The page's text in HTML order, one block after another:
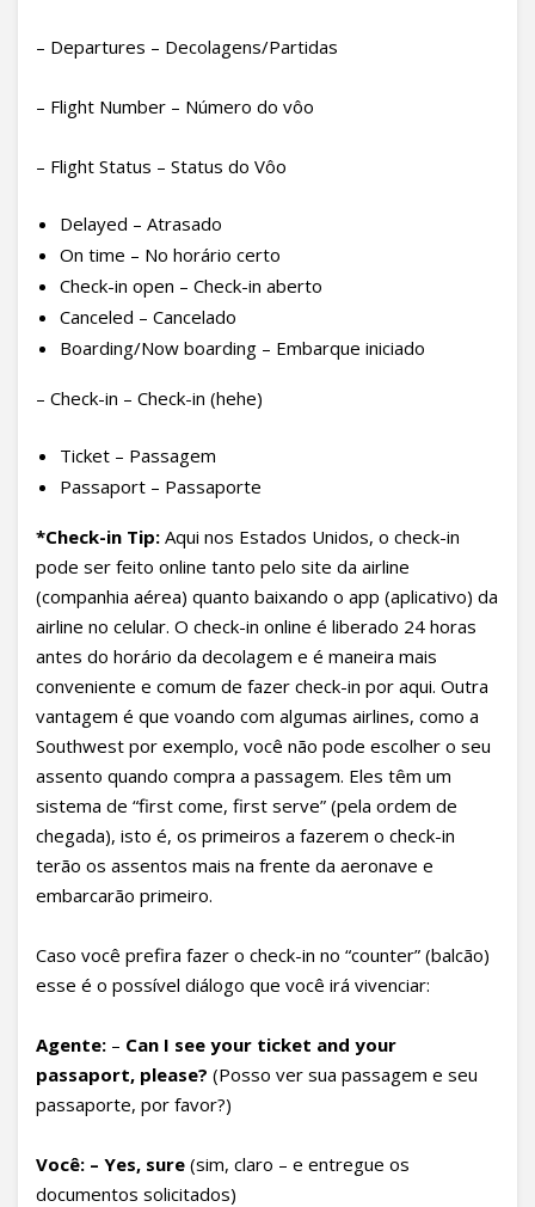
– Departures – Decolagens/Partidas
– Flight Number – Número do vôo
– Flight Status – Status do Vôo
Delayed – Atrasado
On time – No horário certo
Check-in open – Check-in aberto
Canceled – Cancelado
Boarding/Now boarding – Embarque iniciado
– Check-in – Check-in (hehe)
Ticket – Passagem
Passaport – Passaporte
*Check-in Tip: Aqui nos Estados Unidos, o check-in
pode ser feito online tanto pelo site da airline
(companhia aérea) quanto baixando o app (aplicativo) da
airline no celular. O check-in online é liberado 24 horas
antes do horário da decolagem e é maneira mais
conveniente e comum de fazer check-in por aqui. Outra
vantagem é que voando com algumas airlines, como a
Southwest por exemplo, você não pode escolher o seu
assento quando compra a passagem. Eles têm um
sistema de “first come, first serve” (pela ordem de
chegada), isto é, os primeiros a fazerem o check-in
terão os assentos mais na frente da aeronave e
embarcarão primeiro.
Caso você prefira fazer o check-in no “counter” (balcão)
esse é o possível diálogo que você irá vivenciar:
Agente: – Can I see your ticket and your
passaport, please? (Posso ver sua passagem e seu
passaporte, por favor?)
Você: – Yes, sure (sim, claro – e entregue os
documentos solicitados)